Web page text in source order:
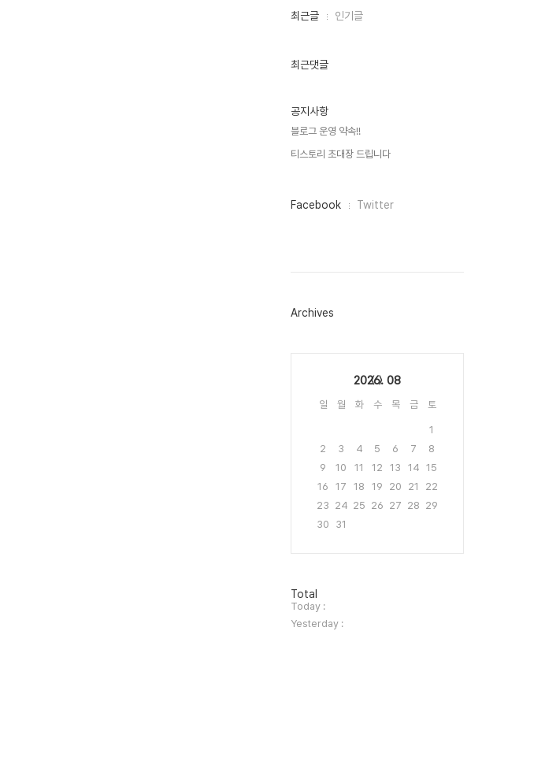
최
인
최근글 인기글
최근댓글
공지사항
블로그 운영 약속!!
티스토리 초대장 드립니다
페
그
Facebook Twitter
Archives
2026. 08
일 월 화 수 목 금 토
1
2
3 4 5 6 7
8
9
10 11 12 13 14 15
16
17 18 19 20 21
22
23 24 25 26 27 28 29
30
31
방
문
자
수
Total
Today :
Yesterday :